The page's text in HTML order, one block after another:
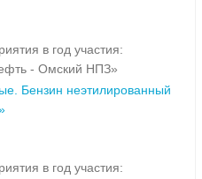
в год участия:
- Омский НПЗ»
Бензин неэтилированный
в год участия: